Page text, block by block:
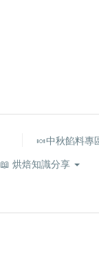
🍬中秋餡料專
📖 烘焙知識分享